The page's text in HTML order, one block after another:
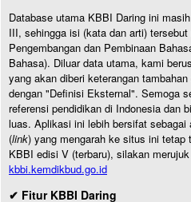
Database utama KBBI Daring ini
III, sehingga isi (kata dan arti)
Pengembangan dan Pembinaan
Bahasa). Diluar data utama, kami
yang akan diberi keterangan
dengan "Definisi Eksternal". Semoga
referensi pendidikan di Indonesia dan
luas. Aplikasi ini lebih bersifat sebagai
(link) yang mengarah ke situs ini
KBBI edisi V (terbaru), silakan
kbbi.kemdikbud.go.id
✔ Fitur KBBI Daring